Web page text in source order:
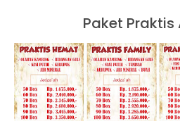
Paket Praktis